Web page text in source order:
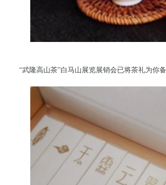
“武隆高山茶”白马山展览展销会已将茶礼为你